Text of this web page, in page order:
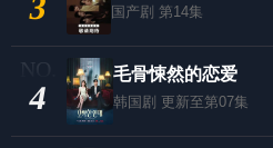
国产剧 第14集
4
毛骨悚然的恋爱
韩国剧 更新至第07集